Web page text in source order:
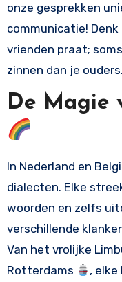
onze gesprekken
communicatie!
vrienden praat;
zinnen dan je
De Magie
In Nederland en
dialecten. Elke
woorden en zelfs
verschillende
Van het vrolijke
Rotterdams
,